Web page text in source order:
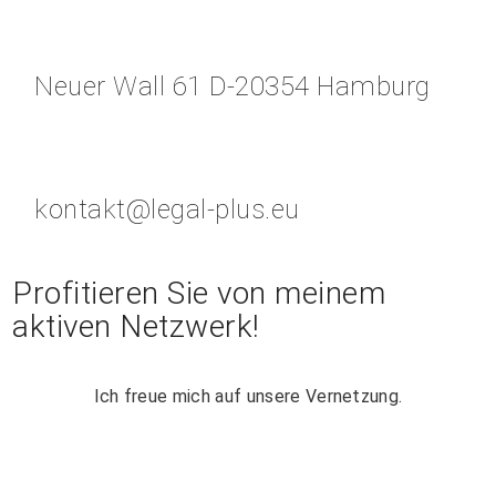
Neuer Wall 61 D-20354 Hamburg
kontakt@legal-plus.eu
Profitieren Sie von meinem
aktiven Netzwerk!
Ich freue mich auf unsere Vernetzung.